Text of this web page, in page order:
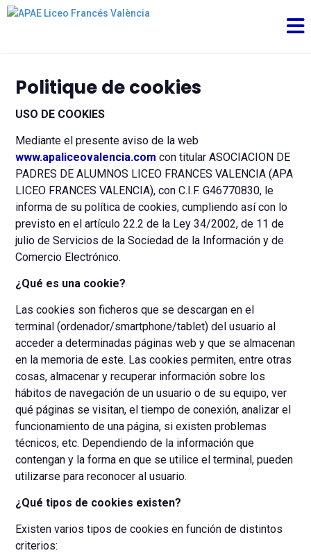
Politique de cookies
USO DE COOKIES
Mediante el presente aviso de la web
www.apaliceovalencia.com con titular ASOCIACION DE
PADRES DE ALUMNOS LICEO FRANCES VALENCIA (APA
LICEO FRANCES VALENCIA), con C.I.F. G46770830, le
informa de su política de cookies, cumpliendo así con lo
previsto en el artículo 22.2 de la Ley 34/2002, de 11 de
julio de Servicios de la Sociedad de la Información y de
Comercio Electrónico.
¿Qué es una cookie?
Las cookies son ficheros que se descargan en el
terminal (ordenador/smartphone/tablet) del usuario al
acceder a determinadas páginas web y que se almacenan
en la memoria de este. Las cookies permiten, entre otras
cosas, almacenar y recuperar información sobre los
hábitos de navegación de un usuario o de su equipo, ver
qué páginas se visitan, el tiempo de conexión, analizar el
funcionamiento de una página, si existen problemas
técnicos, etc. Dependiendo de la información que
contengan y la forma en que se utilice el terminal, pueden
utilizarse para reconocer al usuario.
¿Qué tipos de cookies existen?
Existen varios tipos de cookies en función de distintos
criterios: